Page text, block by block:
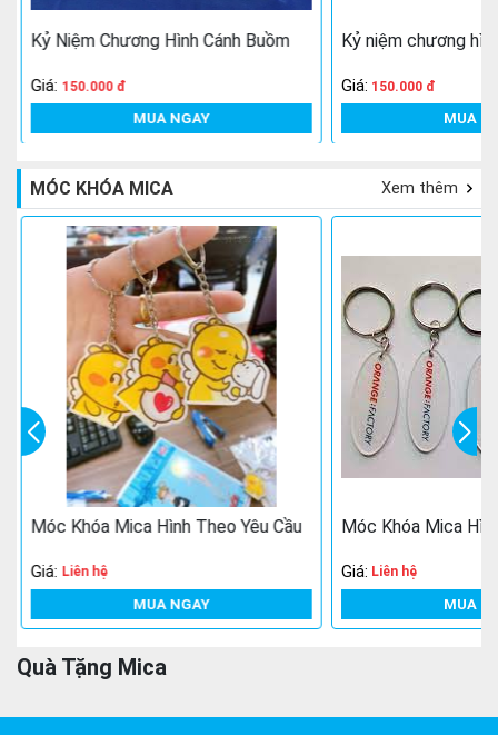
Kỷ Niệm Chương Hình Cánh Buồm
Giá: 150.000 đ
MUA NGAY
Kỷ niệm chương
Giá: 150.000 đ
MUA
MÓC KHÓA MICA Xem thêm
Móc Khóa Mica Hình Theo Yêu Cầu
Giá: Liên hệ
MUA NGAY
Móc Khóa Mica
Giá: Liên hệ
MUA
Quà Tặng Mica